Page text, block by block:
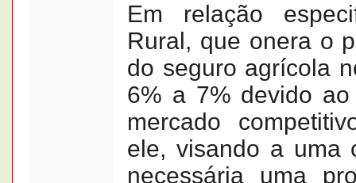
Em relação
Rural, que onera o
do seguro agrícola
6% a 7% devido
mercado
ele, visando a uma
necessária uma